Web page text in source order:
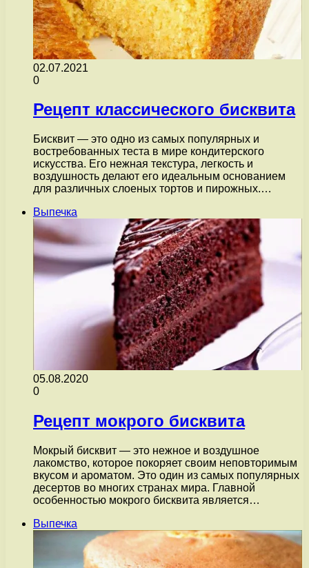
02.07.2021
0
Рецепт классического бисквита
Бисквит — это одно из самых популярных и
востребованных теста в мире кондитерского
искусства. Его нежная текстура, легкость и
воздушность делают его идеальным основанием
для различных слоеных тортов и пирожных.…
Выпечка
05.08.2020
0
Рецепт мокрого бисквита
Мокрый бисквит — это нежное и воздушное
лакомство, которое покоряет своим неповторимым
вкусом и ароматом. Это один из самых популярных
десертов во многих странах мира. Главной
особенностью мокрого бисквита является…
Выпечка